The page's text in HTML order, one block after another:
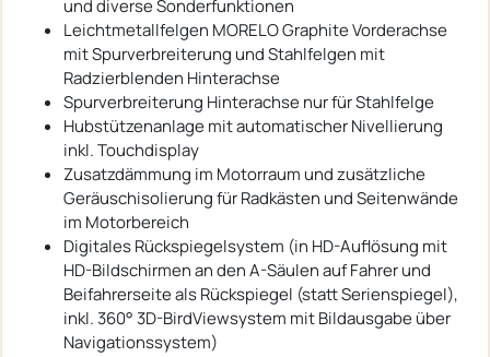
und diverse Sonderfunktionen
Leichtmetallfelgen MORELO Graphite Vorderachse
mit Spurverbreiterung und Stahlfelgen mit
Radzierblenden Hinterachse
Spurverbreiterung Hinterachse nur für Stahlfelge
Hubstützenanlage mit automatischer Nivellierung
inkl. Touchdisplay
Zusatzdämmung im Motorraum und zusätzliche
Geräuschisolierung für Radkästen und Seitenwände
im Motorbereich
Digitales Rückspiegelsystem (in HD-Auflösung mit
HD-Bildschirmen an den A-Säulen auf Fahrer und
Beifahrerseite als Rückspiegel (statt Serienspiegel),
inkl. 360° 3D-BirdViewsystem mit Bildausgabe über
Navigationssystem)